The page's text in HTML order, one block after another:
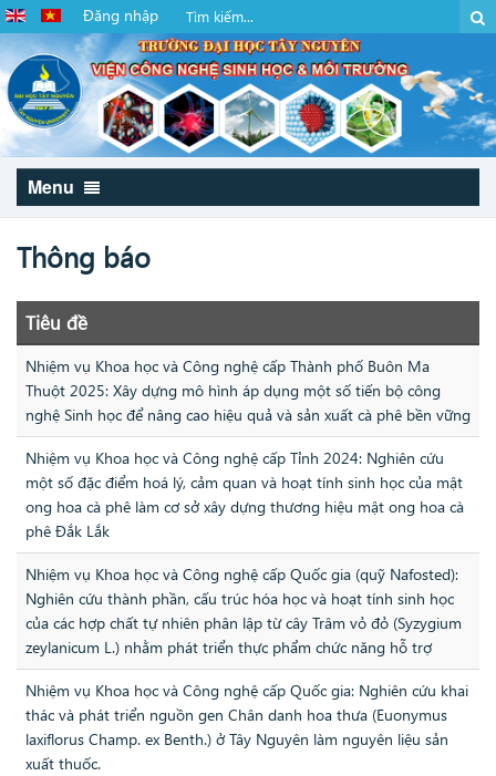
Đăng nhập
Menu
Thông báo
Tiêu đề
Nhiệm vụ Khoa học và Công nghệ cấp Thành phố Buôn Ma
Thuột 2025: Xây dựng mô hình áp dụng một số tiến bộ công
nghệ Sinh học để nâng cao hiệu quả và sản xuất cà phê bền vững
Nhiệm vụ Khoa học và Công nghệ cấp Tỉnh 2024: Nghiên cứu
một số đặc điểm hoá lý, cảm quan và hoạt tính sinh học của mật
ong hoa cà phê làm cơ sở xây dựng thương hiệu mật ong hoa cà
phê Đắk Lắk
Nhiệm vụ Khoa học và Công nghệ cấp Quốc gia (quỹ Nafosted):
Nghiên cứu thành phần, cấu trúc hóa học và hoạt tính sinh học
của các hợp chất tự nhiên phân lập từ cây Trâm vỏ đỏ (Syzygium
zeylanicum L.) nhằm phát triển thực phẩm chức năng hỗ trợ
Nhiệm vụ Khoa học và Công nghệ cấp Quốc gia: Nghiên cứu khai
thác và phát triển nguồn gen Chân danh hoa thưa (Euonymus
laxiflorus Champ. ex Benth.) ở Tây Nguyên làm nguyên liệu sản
xuất thuốc.